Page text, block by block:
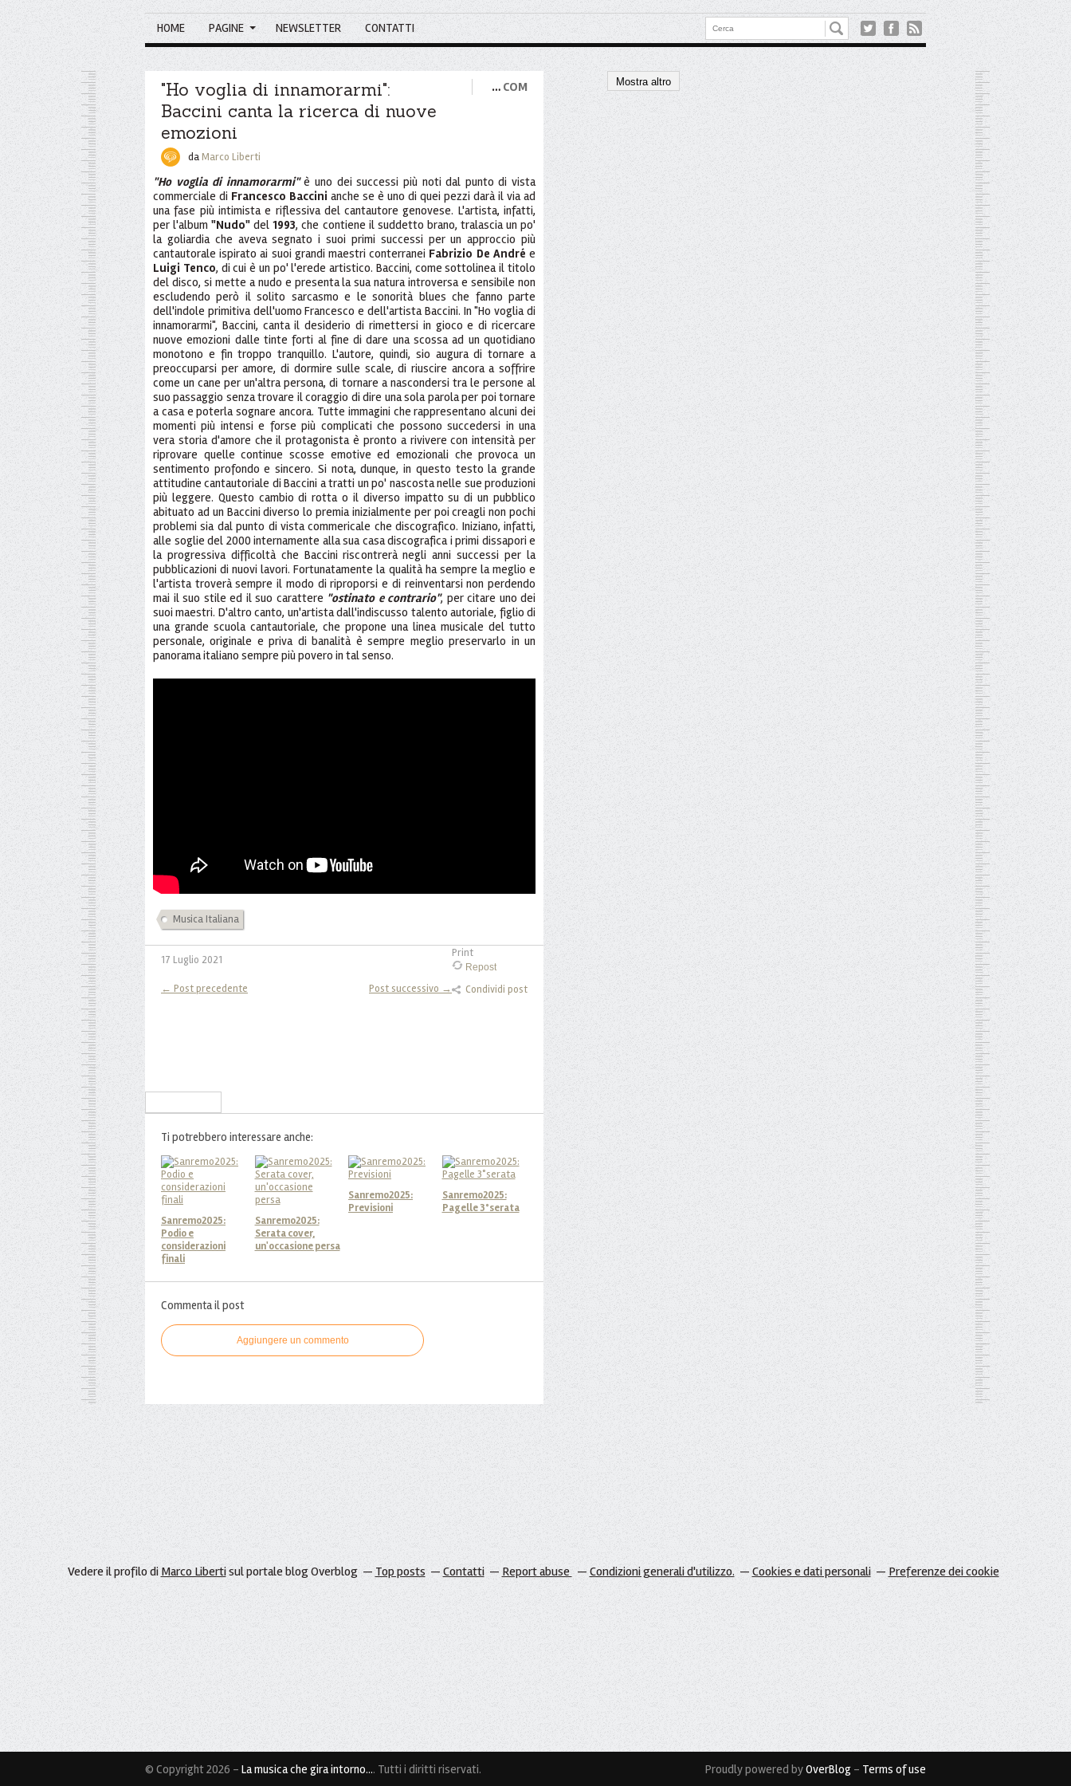
HOME PAGINE NEWSLETTER CONTATTI
"Ho voglia di innamorarmi":
Baccini canta la ricerca di nuove
emozioni
… COM
daMarco Liberti
"Ho voglia di innamorarmi"è uno dei successi più noti dal punto di vista
commerciale di Francesco Baccini anche se è uno di quei pezzi darà il via ad
una fase più intimista e riflessiva del cantautore genovese. L'artista, infatti,
per l'album "Nudo" del1993, che contiene il suddetto brano, tralascia un po'
la goliardia che aveva segnato i suoi primi successi per un approccio più
cantautorale ispirato ai suoi grandi maestri conterranei Fabrizio De Andrée
Luigi Tenco, di cui è un po' l'erede artistico. Baccini, come sottolinea il titolo
del disco, si mette a nudo e presenta la sua natura introversa e sensibile non
escludendo però il solito sarcasmo e le sonorità blues che fanno parte
dell'indole primitiva dell'uomo Francesco e dell'artista Baccini. In "Ho voglia di
innamorarmi", Baccini, canta il desiderio di rimettersi in gioco e di ricercare
nuove emozioni dalle tinte forti al fine di dare una scossa ad un quotidiano
monotono e fin troppo tranquillo. L'autore, quindi, sio augura di tornare a
preoccuparsi per amore, di dormire sulle scale, di riuscire ancora a soffrire
come un cane per un'altra persona, di tornare a nascondersi tra le persone al
suo passaggio senza trovare il coraggio di dire una sola parola per poi tornare
a casa e poterla sognare ancora. Tutte immagini che rappresentano alcuni dei
momenti più intensi e forse più complicati che possono succedersi in una
vera storia d'amore che il protagonista è pronto a rivivere con intensità per
riprovare quelle continue scosse emotive ed emozionali che provoca un
sentimento profondo e sincero. Si nota, dunque, in questo testo la grande
attitudine cantautoriale di Baccini a tratti un po' nascosta nelle sue produzioni
più leggere. Questo cambio di rotta o il diverso impatto su di un pubblico
abituato ad un Baccini diverso lo premia inizialmente per poi creagli non pochi
problemi sia dal punto di vista commericale che discografico. Iniziano, infatti,
alle soglie del 2000 internamente alla sua casa discografica i primi dissapori e
la progressiva difficoltà che Baccini riscontrerà negli anni successi per la
pubblicazioni di nuovi lavori. Fortunatamente la qualità ha sempre la meglio e
l'artista troverà sempre il modo di riproporsi e di reinventarsi non perdendo
mai il suo stile ed il suo carattere "ostinato e contrario", per citare uno dei
suoi maestri. D'altro canto, un'artista dall'indiscusso talento autoriale, figlio di
una grande scuola cantautoriale, che propone una linea musicale del tutto
personale, originale e priva di banalità è sempre meglio preservarlo in un
panorama italiano sempre più povero in tal senso.
Musica Italiana
17 Luglio 2021
Print
Repost
Condividi post
← Post precedente Post successivo →
Ti potrebbero interessare anche:
Sanremo2025:
Podio e
considerazioni
finali
Sanremo2025:
Serata cover,
un'occasione persa
Sanremo2025:
Previsioni
Sanremo2025:
Pagelle 3°serata
Commenta il post
Aggiungere un commento
Mostra altro
© Copyright 2026 - La musica che gira intorno.... Tutti i diritti riservati. Proudly powered byOverBlog - Terms of use
Vedere il profilo di Marco Libertisul portale blog Overblog Top posts Contatti Report abuse Condizioni generali d'utilizzo. Cookies e dati personali Preferenze dei cookie